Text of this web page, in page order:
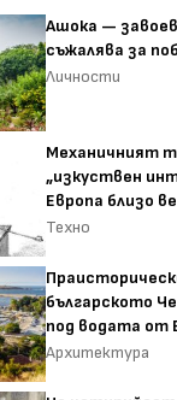
Ашока —
съжалява за
Личности
Механичният
„изкуствен
Европа близо
Техно
българското
под водата от
Архитектура